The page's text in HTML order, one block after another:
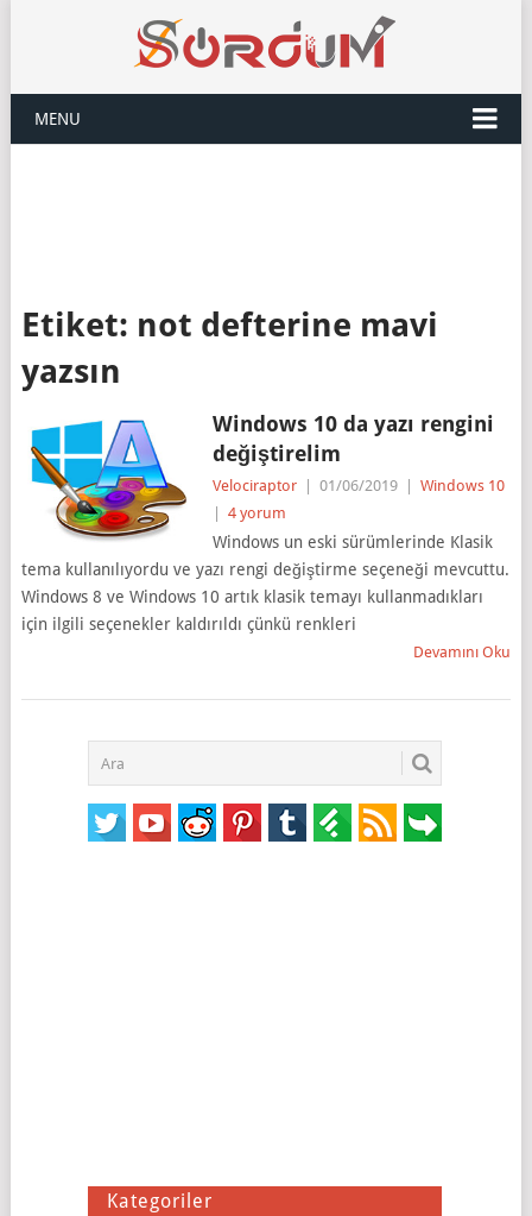
MENU
Etiket: not defterine mavi
yazsın
Windows 10 da yazı rengini
değiştirelim
Velociraptor 01/06/2019
Windows 10
4 yorum
Windows un eski sürümlerinde Klasik
tema kullanılıyordu ve yazı rengi değiştirme seçeneği mevcuttu.
Windows 8 ve Windows 10 artık klasik temayı kullanmadıkları
için ilgili seçenekler kaldırıldı çünkü renkleri
Devamını Oku
Kategoriler